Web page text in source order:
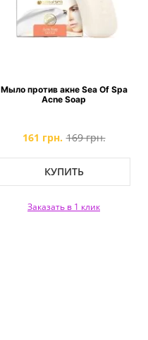
Мыло против акне Sea Of Spa
Acne Soap
161 грн. 169 грн.
КУПИТЬ
Заказать в 1 клик